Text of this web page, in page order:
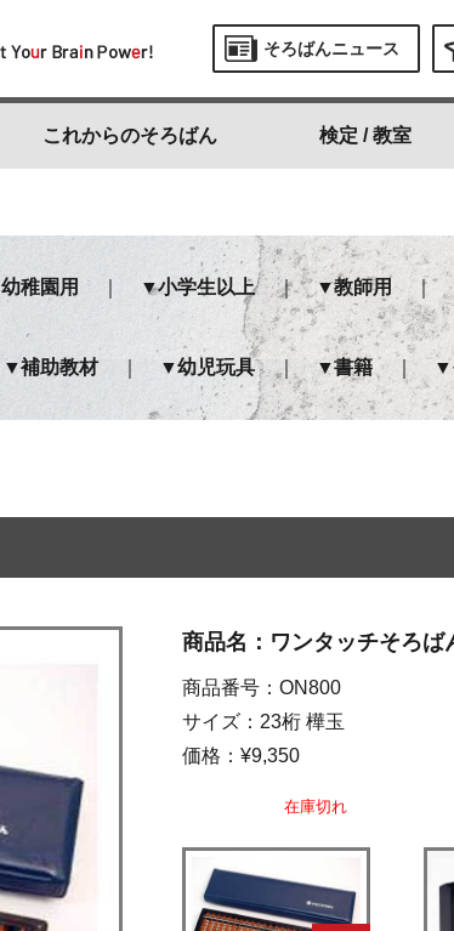
そろばんニュース
これからのそろばん 検定 / 教室
幼稚園用 小学生以上 教師用
補助教材 幼児玩具 書籍
商品名：ワンタッチそろば
商品番号：ON800
サイズ：23桁 樺玉 幅
価格：¥9,350
在庫切れ